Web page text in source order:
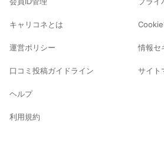
キャリコネとは
運営ポリシー
口コミ投稿ガイドライン
ヘルプ
利用規約
情報セ
サイト